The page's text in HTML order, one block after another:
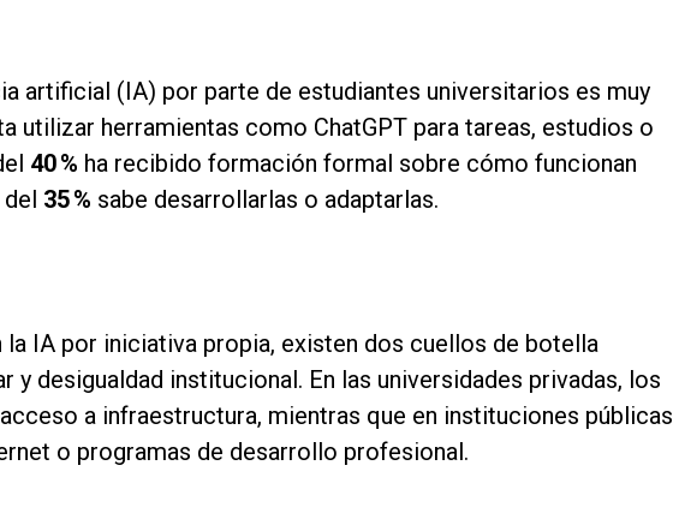
artificial (IA) por parte de estudiantes universitarios es muy
utilizar herramientas como ChatGPT para tareas, estudios o
40 % ha recibido formación formal sobre cómo funcionan
35 % sabe desarrollarlas o adaptarlas.
IA por iniciativa propia, existen dos cuellos de botella
desigualdad institucional. En las universidades privadas, los
a infraestructura, mientras que en instituciones públicas
o programas de desarrollo profesional.